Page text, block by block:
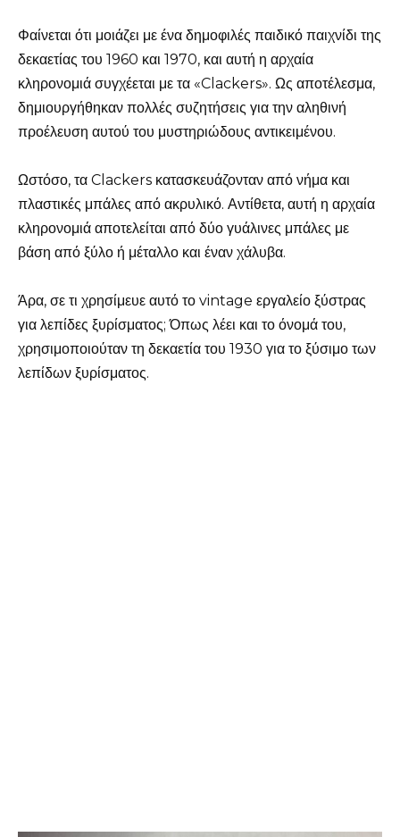
Φαίνεται ότι μοιάζει με ένα δημοφιλές παιδικό παιχνίδι της
δεκαετίας του 1960 και 1970, και αυτή η αρχαία
κληρονομιά συγχέεται με τα «Clackers». Ως αποτέλεσμα,
δημιουργήθηκαν πολλές συζητήσεις για την αληθινή
προέλευση αυτού του μυστηριώδους αντικειμένου.
Ωστόσο, τα Clackers κατασκευάζονταν από νήμα και
πλαστικές μπάλες από ακρυλικό. Αντίθετα, αυτή η αρχαία
κληρονομιά αποτελείται από δύο γυάλινες μπάλες με
βάση από ξύλο ή μέταλλο και έναν χάλυβα.
Άρα, σε τι χρησίμευε αυτό το vintage εργαλείο ξύστρας
για λεπίδες ξυρίσματος; Όπως λέει και το όνομά του,
χρησιμοποιούταν τη δεκαετία του 1930 για το ξύσιμο των
λεπίδων ξυρίσματος.